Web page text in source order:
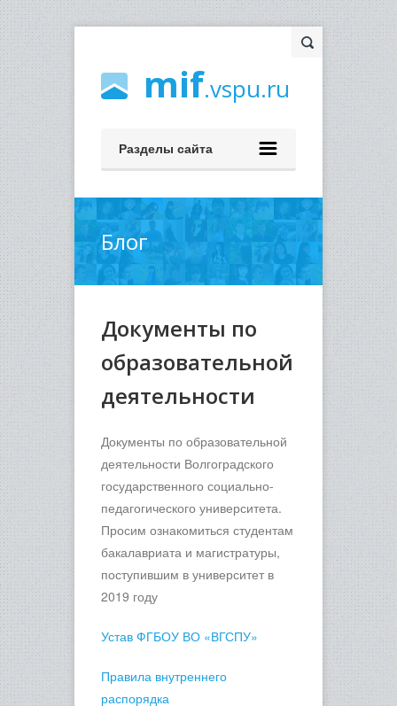
mif.vspu.ru
Разделы сайта
Блог
Документы по
образовательной
деятельности
Документы по образовательной
деятельности Волгоградского
государственного социально-
педагогического университета.
Просим ознакомиться студентам
бакалавриата и магистратуры,
поступившим в университет в
2019 году
Устав ФГБОУ ВО «ВГСПУ»
Правила внутреннего
распорядка